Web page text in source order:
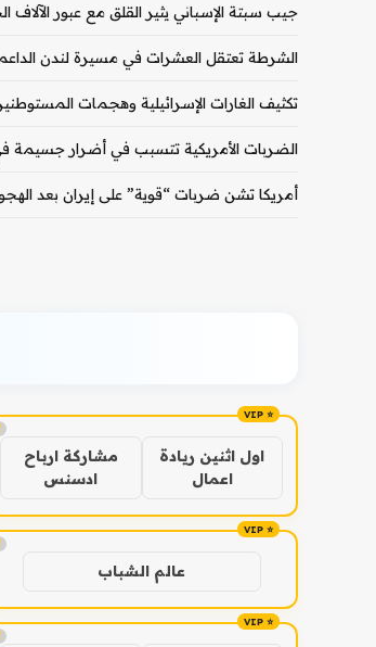
جيب سبتة الإسباني يثير القلق مع عبور
الشرطة تعتقل العشرات في مسيرة لندن
تكثيف الغارات الإسرائيلية وهجمات
الضربات الأمريكية تتسبب في أضرار جسيمة في
أمريكا تشن ضربات “قوية” على إيران بعد
اول اثنين ريادة
اعمال
مشاركة ارباح
ادسنس
عالم الشباب